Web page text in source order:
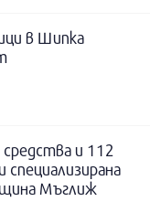
в Шипка
и 112
специализирана
Мъглиж